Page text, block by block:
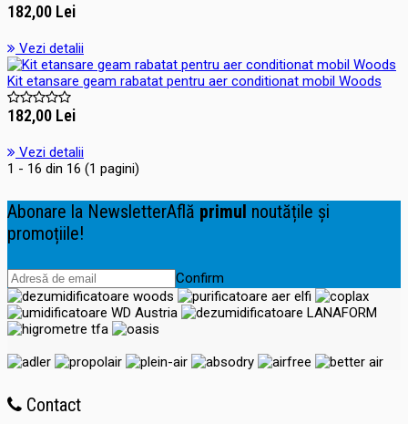
182,00 Lei
Vezi detalii
Kit etansare geam rabatat pentru aer conditionat mobil Woods
182,00 Lei
Vezi detalii
1 - 16 din 16 (1 pagini)
Abonare la NewsletterAflă primul noutățile și
promoțiile!
Confirm
Contact